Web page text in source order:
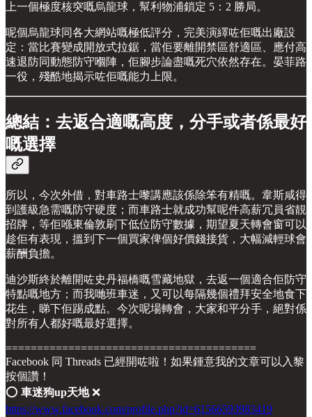
上一個極度核突嘅烏龍球，幫利物浦鎖定 5：2 勝局。
呢個烏龍球同各大網站嘅極低評分，完美演繹咗佢嘅出廠設
定：當比賽變成開放式拉鋸，當佢要離開禁區舒適區、應付高
速退防同動態防守嗰陣，佢腳步論盡嘅死穴依然存在。晏菲路
一役，殘酷地揭示咗佢嘅能力上限。
總結：去返合適嘅高度，分手或者係最好
嘅選擇
所以，今次外借，對車路士嚟講應該係除笨有精嘅。韋斯咸得
到護級急需嘅防守硬度；而車路士就成功幫呢件高薪冗員省靚
招牌，等佢喺東倫敦刷下低位防守數據，期望夏天轉會窗可以
趁佢有表現，搵到下一個買家俾個好價錢接貨，大幅減輕球會
薪酬負擔。
迪沙斯終於離開咗史丹福橋嘅雪藏地獄，去返一個適合佢防守
特點嘅地方；而我哋班車迷，又可以每隔幾個禮拜安全地食下
花生，睇下佢踢成點。今次呢場轉會，大家和平分手，絕對係
對所有人都好嘅最好選擇。
========================================
Facebook 同 Threads 已經開咗啦！如果鍾意我的文章可以入黎
按個讚！
⭕️ 車迷狗up天地❌
https://www.facebook.com/profile.php?id=61566593983419